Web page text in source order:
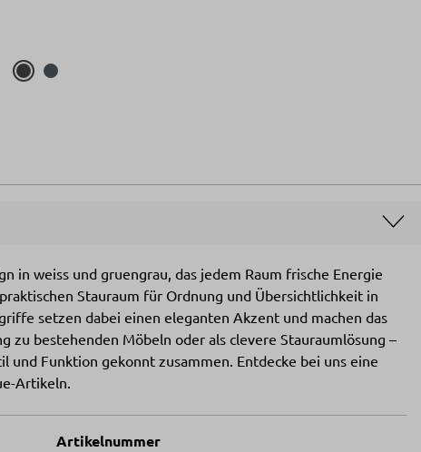
in weiss und gruengrau, das jedem Raum frische Energie
Stauraum für Ordnung und Übersichtlichkeit in
setzen dabei einen eleganten Akzent und machen das
zu bestehenden Möbeln oder als clevere Stauraumlösung –
und Funktion gekonnt zusammen. Entdecke bei uns eine
Artikeln.
Artikelnummer